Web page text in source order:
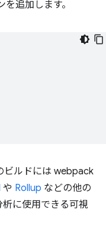
追加します。
ビルドには webpack
や Rollup などの他の
に使用できる可視